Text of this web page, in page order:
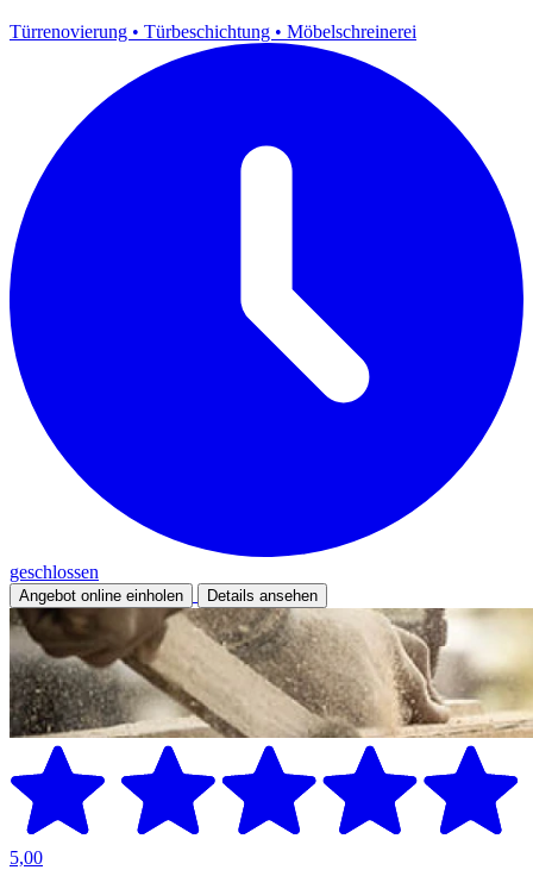
Türrenovierung • Türbeschichtung • Möbelschreinerei
geschlossen
Angebot online einholen Details ansehen
5,00